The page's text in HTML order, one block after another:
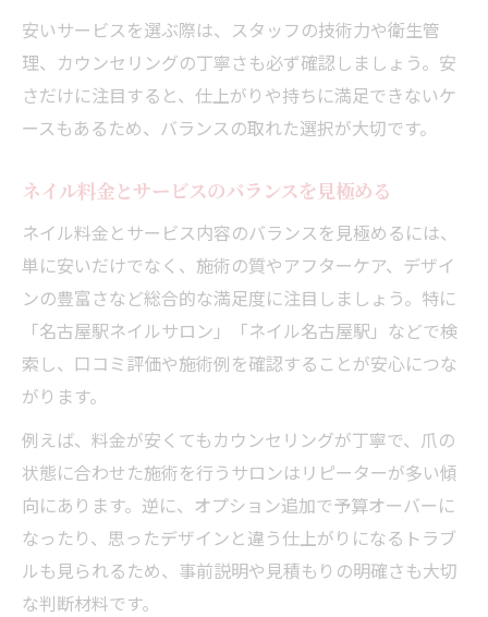
安いサービスを選ぶ際は、スタッフの技術力や衛生管
理、カウンセリングの丁寧さも必ず確認しましょう。安
さだけに注目すると、仕上がりや持ちに満足できないケ
ースもあるため、バランスの取れた選択が大切です。
ネイル料金とサービスのバランスを見極める
ネイル料金とサービス内容のバランスを見極めるには、
単に安いだけでなく、施術の質やアフターケア、デザイ
ンの豊富さなど総合的な満足度に注目しましょう。特に
「名古屋駅ネイルサロン」「ネイル名古屋駅」などで検
索し、口コミ評価や施術例を確認することが安心につな
がります。
例えば、料金が安くてもカウンセリングが丁寧で、爪の
状態に合わせた施術を行うサロンはリピーターが多い傾
向にあります。逆に、オプション追加で予算オーバーに
なったり、思ったデザインと違う仕上がりになるトラブ
ルも見られるため、事前説明や見積もりの明確さも大切
な判断材料です。